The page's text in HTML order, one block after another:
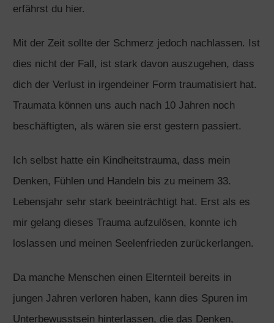
erfährst du hier.
Mit der Zeit sollte der Schmerz jedoch nachlassen. Ist
dies nicht der Fall, ist stark davon auszugehen, dass
dich der Verlust in irgendeiner Form traumatisiert hat.
Traumata können uns auch nach 10 Jahren noch
beschäftigten, als wären sie erst gestern passiert.
Ich selbst hatte ein Kindheitstrauma, dass mein
Denken, Fühlen und Handeln bis zu meinem 33.
Lebensjahr sehr stark beeinträchtigt hat. Erst als es
mir gelang dieses Trauma aufzulösen, konnte ich
loslassen und meinen Seelenfrieden zurückerlangen.
Da manche Menschen einen Elternteil bereits in
jungen Jahren verloren haben, kann dies Spuren im
Unterbewusstsein hinterlassen, die das Denken,